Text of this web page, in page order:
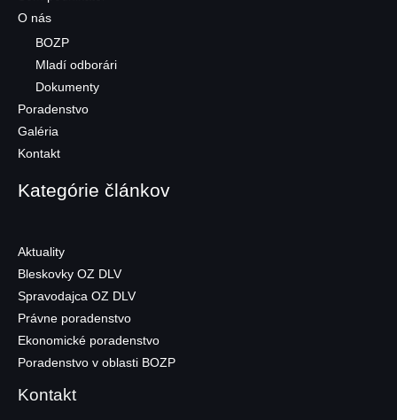
O nás
BOZP
Mladí odborári
Dokumenty
Poradenstvo
Galéria
Kontakt
Kategórie článkov
Aktuality
Bleskovky OZ DLV
Spravodajca OZ DLV
Právne poradenstvo
Ekonomické poradenstvo
Poradenstvo v oblasti BOZP
Kontakt